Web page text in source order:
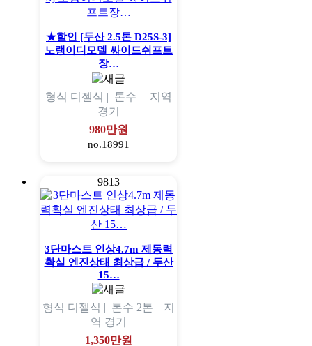
★할인 [두산 2.5톤 D25S-3]
노랭이디모델 싸이드쉬프트
장…
형식 디젤식 | 톤수 | 지역
경기
980만원
no.18991
9813
3단마스트 인상4.7m 제동력
확실 엔진상태 최상급 / 두산
15…
형식 디젤식 | 톤수 2톤 | 지
역 경기
1,350만원